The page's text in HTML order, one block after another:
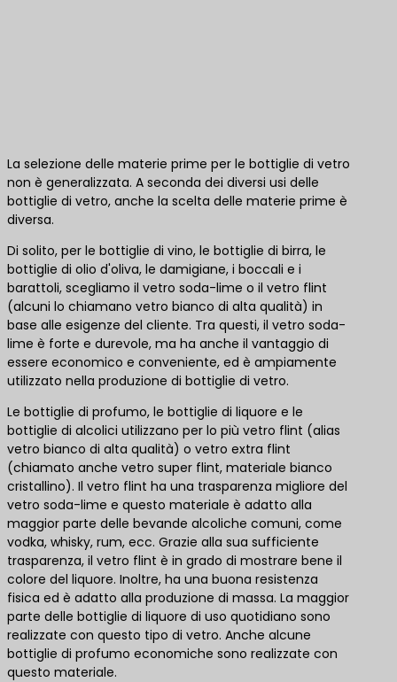
La selezione delle materie prime per le bottiglie di vetro
non è generalizzata. A seconda dei diversi usi delle
bottiglie di vetro, anche la scelta delle materie prime è
diversa.
Di solito, per le bottiglie di vino, le bottiglie di birra, le
bottiglie di olio d'oliva, le damigiane, i boccali e i
barattoli, scegliamo il vetro soda-lime o il vetro flint
(alcuni lo chiamano vetro bianco di alta qualità) in
base alle esigenze del cliente. Tra questi, il vetro soda-
lime è forte e durevole, ma ha anche il vantaggio di
essere economico e conveniente, ed è ampiamente
utilizzato nella produzione di bottiglie di vetro.
Le bottiglie di profumo, le bottiglie di liquore e le
bottiglie di alcolici utilizzano per lo più vetro flint (alias
vetro bianco di alta qualità) o vetro extra flint
(chiamato anche vetro super flint, materiale bianco
cristallino). Il vetro flint ha una trasparenza migliore del
vetro soda-lime e questo materiale è adatto alla
maggior parte delle bevande alcoliche comuni, come
vodka, whisky, rum, ecc. Grazie alla sua sufficiente
trasparenza, il vetro flint è in grado di mostrare bene il
colore del liquore. Inoltre, ha una buona resistenza
fisica ed è adatto alla produzione di massa. La maggior
parte delle bottiglie di liquore di uso quotidiano sono
realizzate con questo tipo di vetro. Anche alcune
bottiglie di profumo economiche sono realizzate con
questo materiale.